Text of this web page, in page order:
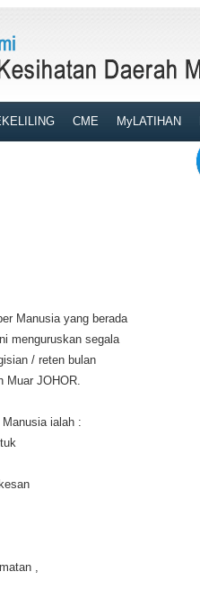
CME MyLATIHAN
Manusia yang berada
menguruskan segala
/ reten bulan
Muar JOHOR.
ialah :
,